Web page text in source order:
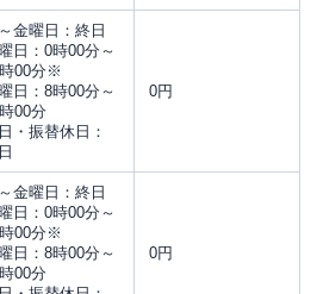
金曜日：終日
日：0時00分～
00分※
日：8時00分～
00分
・振替休日：
0円
金曜日：終日
日：0時00分～
00分※
日：8時00分～
00分
0円